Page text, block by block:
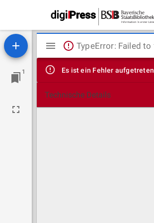
1
Mirador
Viewer
TypeError: Failed to
Es ist ein Fehler aufgetreten
Technische Details